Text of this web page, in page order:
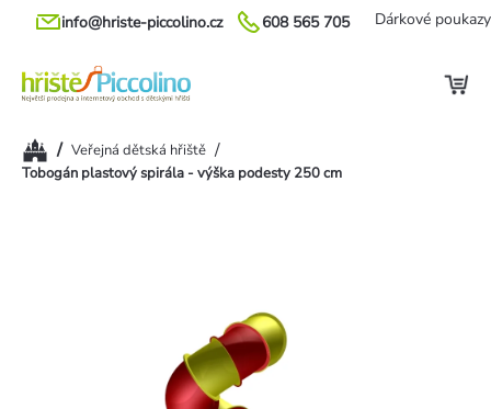
Přejít
608 565 705
info@hriste-piccolino.cz Dárkové poukazy
Domů/ Veřejná dětská hřiště /
Tobogán plastový spirála - výška podesty 250 cm